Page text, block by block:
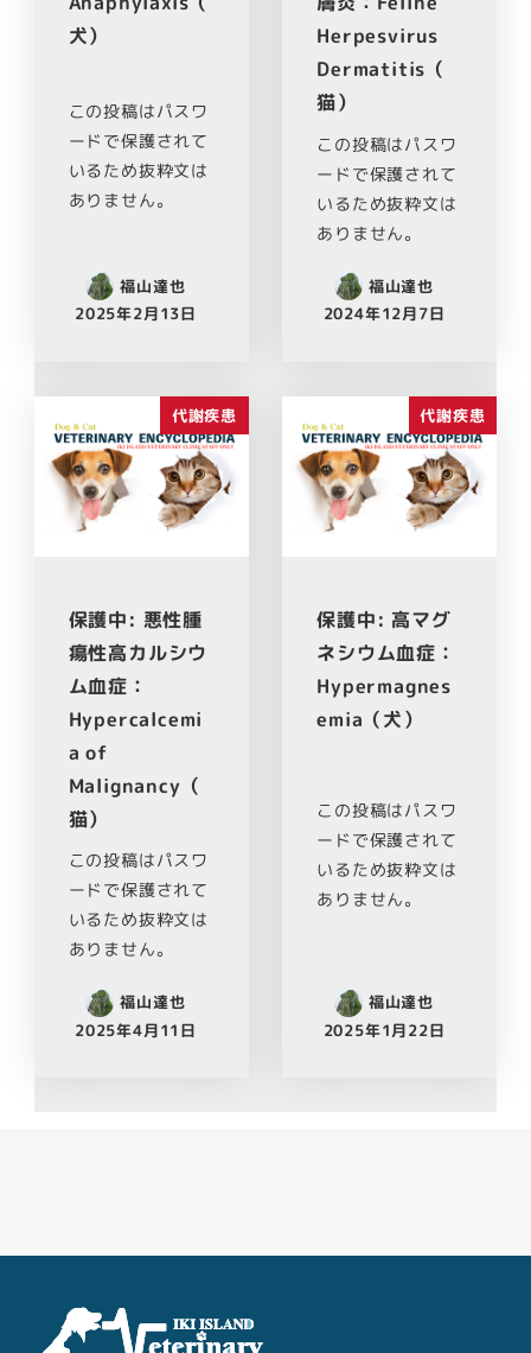
犬）
この投稿はパスワ
ードで保護されて
いるため抜粋文は
ありません。
福山達也
2025年2月13日
Herpesvirus
Dermatitis（
猫）
この投稿はパスワ
ードで保護されて
いるため抜粋文は
ありません。
福山達也
2024年12月7日
代謝疾患
保護中: 悪性腫
瘍性高カルシウ
ム血症：
Hypercalcemi
a of
Malignancy（
猫）
この投稿はパスワ
ードで保護されて
いるため抜粋文は
ありません。
福山達也
2025年4月11日
代謝疾患
保護中: 高マグ
ネシウム血症：
Hypermagnes
emia（犬）
この投稿はパスワ
ードで保護されて
いるため抜粋文は
ありません。
福山達也
2025年1月22日